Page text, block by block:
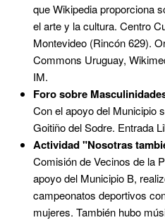
que Wikipedia proporciona
el arte y la cultura. Centro
Montevideo (Rincón 629).
Commons Uruguay,
IM.
Foro sobre
Con el apoyo del Municipio
Goitiño del Sodre. Entrada
Actividad "Nosotras
Comisión de Vecinos de la
apoyo del Municipio B,
campeonatos deportivos
mujeres. También hubo